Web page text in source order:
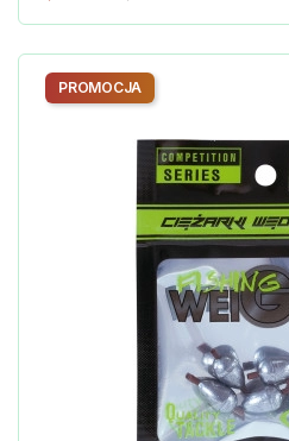
PROMOCJA